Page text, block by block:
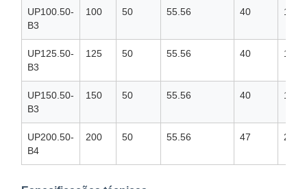
UP100.50-
B3
100 50 55.56 40 17
UP125.50-
B3
125 50 55.56 40 17
UP150.50-
B3
150 50 55.56 40 17
UP200.50-
B4
200 50 55.56 47 20